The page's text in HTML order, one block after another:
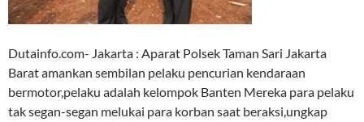
Dutainfo.com- Jakarta : Aparat Polsek Taman Sari Jakarta
Barat amankan sembilan pelaku pencurian kendaraan
bermotor,pelaku adalah kelompok Banten Mereka para pelaku
tak segan-segan melukai para korban saat beraksi,ungkap